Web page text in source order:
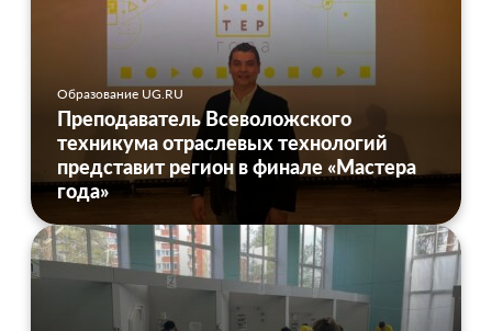
Образование UG.RU
Преподаватель Всеволожского
техникума отраслевых технологий
представит регион в финале «Мастера
года»